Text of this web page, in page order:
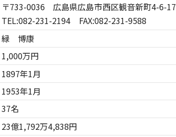
〒733-0036 広島県広島市西区観音新町4-6-17
TEL:082-231-2194 FAX:082-231-9588
緑 博康
1,000万円
1897年1月
1953年1月
37名
23億1,792万4,838円